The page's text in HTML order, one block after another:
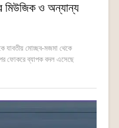
মিউজিক ও অন্যান্য
যাবতীয় মোচ্ছব-মজমা থেকে
ফোকরে ব্যাপক বদল এসেছে